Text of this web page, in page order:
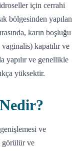
için cerrahi
bölgesinden yapılan
karın boşluğu
vaginalis) kapatılır ve
yapılır ve genellikle
yüksektir.
ve
görülür ve